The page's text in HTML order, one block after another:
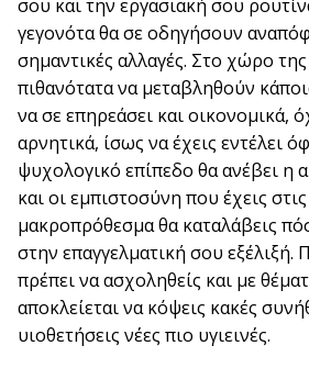
σου και την εργασιακή σου
γεγονότα θα σε οδηγήσουν
σημαντικές αλλαγές. Στο χώρο
πιθανότατα να μεταβληθούν
να σε επηρεάσει και οικονομικά,
αρνητικά, ίσως να έχεις εντέλει
ψυχολογικό επίπεδο θα ανέβει η
και οι εμπιστοσύνη που έχεις
μακροπρόθεσμα θα καταλάβεις
στην επαγγελματική σου εξέλιξή.
πρέπει να ασχοληθείς και με
αποκλείεται να κόψεις κακές
υιοθετήσεις νέες πιο υγιεινές.